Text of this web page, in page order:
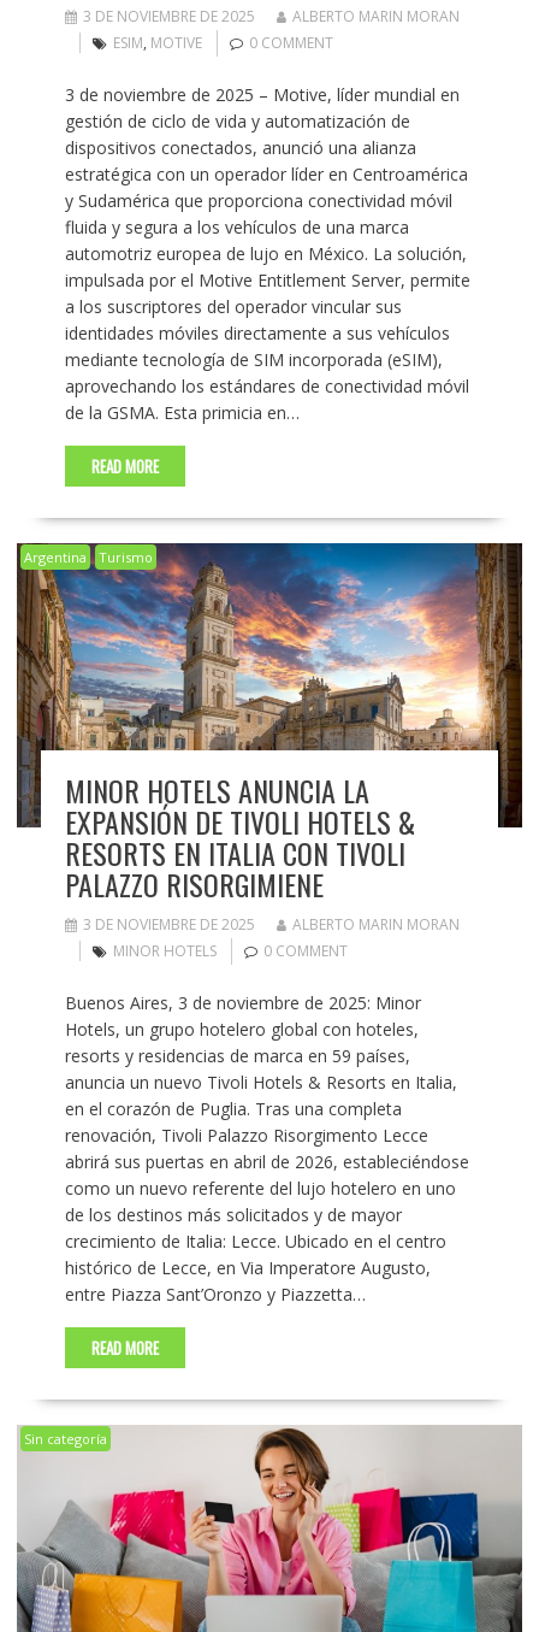
3 DE NOVIEMBRE DE 2025
ALBERTO MARIN MORAN
ESIM, MOTIVE 0 COMMENT
3 de noviembre de 2025 – Motive, líder mundial en
gestión de ciclo de vida y automatización de
dispositivos conectados, anunció una alianza
estratégica con un operador líder en Centroamérica
y Sudamérica que proporciona conectividad móvil
fluida y segura a los vehículos de una marca
automotriz europea de lujo en México. La solución,
impulsada por el Motive Entitlement Server, permite
a los suscriptores del operador vincular sus
identidades móviles directamente a sus vehículos
mediante tecnología de SIM incorporada (eSIM),
aprovechando los estándares de conectividad móvil
de la GSMA. Esta primicia en…
READ MORE
Argentina Turismo
MINOR HOTELS ANUNCIA LA
EXPANSIÓN DE TIVOLI HOTELS &
RESORTS EN ITALIA CON TIVOLI
PALAZZO RISORGIMIENE
3 DE NOVIEMBRE DE 2025
ALBERTO MARIN MORAN
MINOR HOTELS
0 COMMENT
Buenos Aires, 3 de noviembre de 2025: Minor
Hotels, un grupo hotelero global con hoteles,
resorts y residencias de marca en 59 países,
anuncia un nuevo Tivoli Hotels & Resorts en Italia,
en el corazón de Puglia. Tras una completa
renovación, Tivoli Palazzo Risorgimento Lecce
abrirá sus puertas en abril de 2026, estableciéndose
como un nuevo referente del lujo hotelero en uno
de los destinos más solicitados y de mayor
crecimiento de Italia: Lecce. Ubicado en el centro
histórico de Lecce, en Via Imperatore Augusto,
entre Piazza Sant’Oronzo y Piazzetta…
READ MORE
Sin categoría